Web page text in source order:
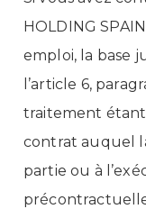
HOLDING
emploi, la base
l’article 6,
traitement étant
contrat auquel
partie ou à